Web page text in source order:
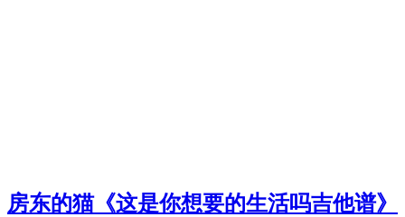
房东的猫《这是你想要的生活吗吉他谱》